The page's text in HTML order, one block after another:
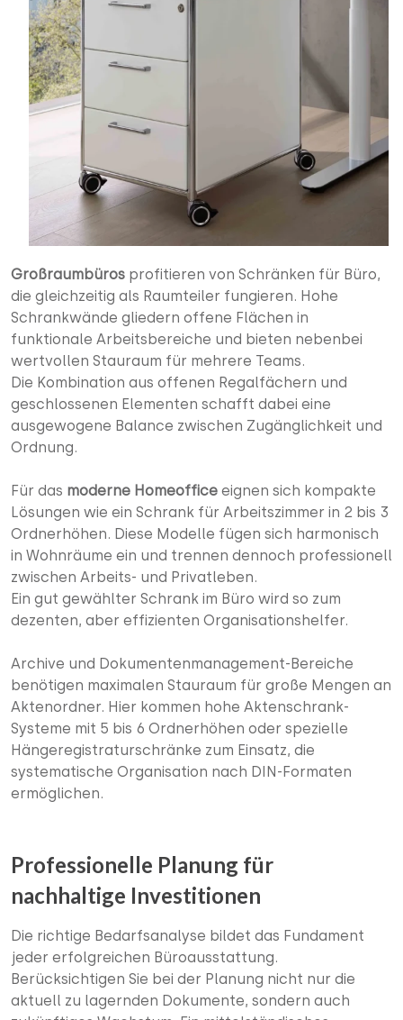
Großraumbüros profitieren von Schränken für Büro,
die gleichzeitig als Raumteiler fungieren. Hohe
Schrankwände gliedern offene Flächen in
funktionale Arbeitsbereiche und bieten nebenbei
wertvollen Stauraum für mehrere Teams.
Die Kombination aus offenen Regalfächern und
geschlossenen Elementen schafft dabei eine
ausgewogene Balance zwischen Zugänglichkeit und
Ordnung.
Für das moderne Homeoffice eignen sich kompakte
Lösungen wie ein Schrank für Arbeitszimmer in 2 bis 3
Ordnerhöhen. Diese Modelle fügen sich harmonisch
in Wohnräume ein und trennen dennoch professionell
zwischen Arbeits- und Privatleben.
Ein gut gewählter Schrank im Büro wird so zum
dezenten, aber effizienten Organisationshelfer.
Archive und Dokumentenmanagement-Bereiche
benötigen maximalen Stauraum für große Mengen an
Aktenordner. Hier kommen hohe Aktenschrank-
Systeme mit 5 bis 6 Ordnerhöhen oder spezielle
Hängeregistraturschränke zum Einsatz, die
systematische Organisation nach DIN-Formaten
ermöglichen.
Professionelle Planung für
nachhaltige Investitionen
Die richtige Bedarfsanalyse bildet das Fundament
jeder erfolgreichen Büroausstattung.
Berücksichtigen Sie bei der Planung nicht nur die
aktuell zu lagernden Dokumente, sondern auch